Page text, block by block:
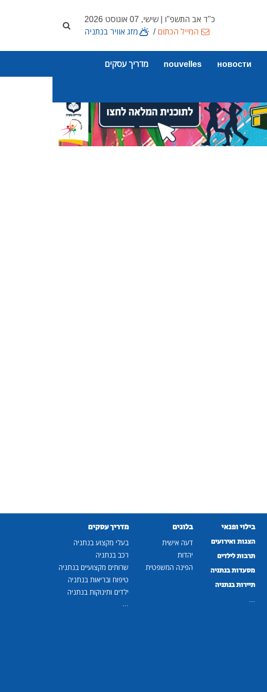
כ"ד אב התשפ"ו | שישי, 07 אוגוסט 2026
המייל הכתום/ מזג אוויר בנתניה
новости
nouvelles מדריך עסקים
בילוי ופנאי
הצגות ואירועים
תרבות לילדים
מסעדות בנתניה
תיירות בנתניה
...
בלוגים
דעה אישית
יהדות
הפינה המשפטית
מדריך עסקים
בעלי מקצוע בנתניה
רכב בנתניה
שרותים מקצועיים בנתניה
טיפוח ובריאות בנתניה
ילדים ותינוקות בנתניה
...